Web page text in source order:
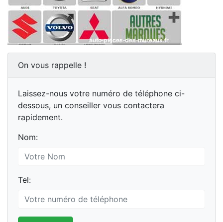
On vous rappelle !
Laissez-nous votre numéro de téléphone ci-
dessous, un conseiller vous contactera
rapidement.
Nom:
Tel: